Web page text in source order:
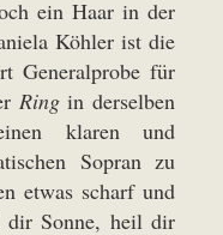
ein Haar in der
Köhler ist die
Generalprobe für
Ringin derselben
klaren und
Sopran zu
etwas scharf und
dir Sonne, heil dir